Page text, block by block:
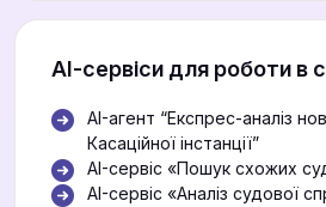
АІ-сервіси для роботи в
AI-агент “Експрес-аналіз
Касаційної інстанції”
AI-сервіс «Пошук схожих
AI-сервіс «Аналіз судової